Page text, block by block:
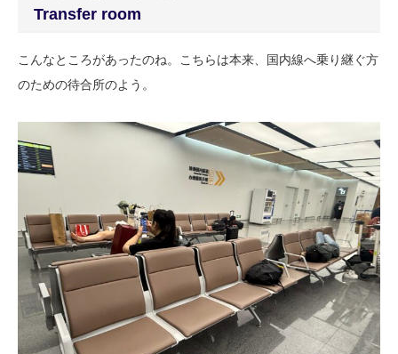
Transfer room
こんなところがあったのね。こちらは本来、国内線へ乗り継ぐ方
のための待合所のよう。